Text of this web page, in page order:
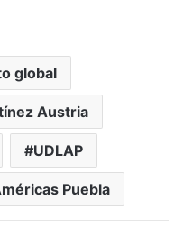
global
Austria
UDLAP
Puebla